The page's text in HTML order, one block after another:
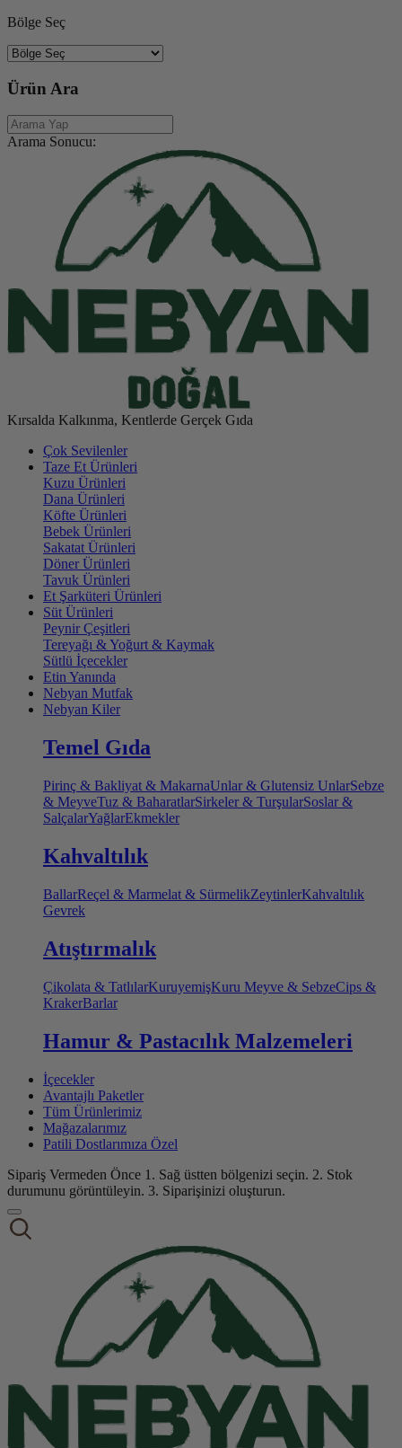
Bölge Seç
Ürün Ara
Arama Sonucu:
Kırsalda Kalkınma, Kentlerde Gerçek Gıda
Çok Sevilenler
Taze Et Ürünleri
Kuzu Ürünleri
Dana Ürünleri
Köfte Ürünleri
Bebek Ürünleri
Sakatat Ürünleri
Döner Ürünleri
Tavuk Ürünleri
Et Şarküteri Ürünleri
Süt Ürünleri
Peynir Çeşitleri
Tereyağı & Yoğurt & Kaymak
Sütlü İçecekler
Etin Yanında
Nebyan Mutfak
Nebyan Kiler
Temel Gıda
Pirinç & Bakliyat & MakarnaUnlar & Glutensiz UnlarSebze
& MeyveTuz & BaharatlarSirkeler & TurşularSoslar &
SalçalarYağlarEkmekler
Kahvaltılık
BallarReçel & Marmelat & SürmelikZeytinlerKahvaltılık
Gevrek
Atıştırmalık
Çikolata & TatlılarKuruyemişKuru Meyve & SebzeCips &
KrakerBarlar
Hamur & Pastacılık Malzemeleri
İçecekler
Avantajlı Paketler
Tüm Ürünlerimiz
Mağazalarımız
Patili Dostlarımıza Özel
Sipariş Vermeden Önce 1. Sağ üstten bölgenizi seçin. 2. Stok
durumunu görüntüleyin. 3. Siparişinizi oluşturun.